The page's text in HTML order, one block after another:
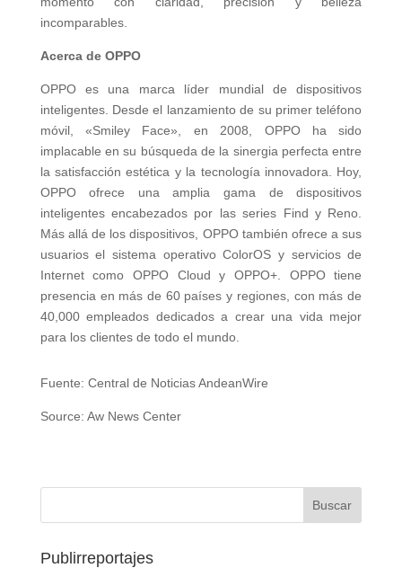
incomparables.
Acerca de OPPO
OPPO es una marca líder mundial de dispositivos
inteligentes. Desde el lanzamiento de su primer teléfono
móvil, «Smiley Face», en 2008, OPPO ha sido
implacable en su búsqueda de la sinergia perfecta entre
la satisfacción estética y la tecnología innovadora. Hoy,
OPPO ofrece una amplia gama de dispositivos
inteligentes encabezados por las series Find y Reno.
Más allá de los dispositivos, OPPO también ofrece a sus
usuarios el sistema operativo ColorOS y servicios de
Internet como OPPO Cloud y OPPO+. OPPO tiene
presencia en más de 60 países y regiones, con más de
40,000 empleados dedicados a crear una vida mejor
para los clientes de todo el mundo.
Fuente: Central de Noticias AndeanWire
Source: Aw News Center
Publirreportajes